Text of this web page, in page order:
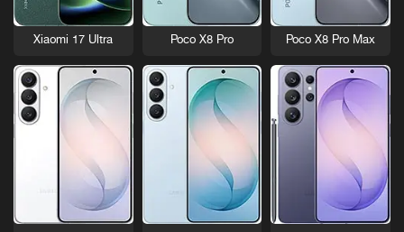
Poco X8 Pro Max
Poco X8 Pro
Xiaomi 17 Ultra